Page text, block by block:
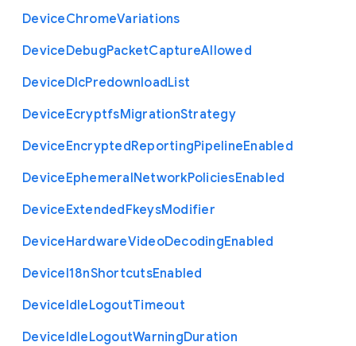
DeviceChromeVariations
DeviceDebugPacketCaptureAllowed
DeviceDlcPredownloadList
DeviceEcryptfsMigrationStrategy
DeviceEncryptedReportingPipelineEnabled
DeviceEphemeralNetworkPoliciesEnabled
DeviceExtendedFkeysModifier
DeviceHardwareVideoDecodingEnabled
DeviceI18nShortcutsEnabled
DeviceIdleLogoutTimeout
DeviceIdleLogoutWarningDuration